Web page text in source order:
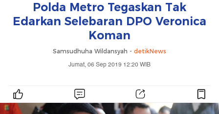
Polda Metro Tegaskan Tak
Edarkan Selebaran DPO Veronica
Koman
Samsudhuha Wildansyah - detikNews
Jumat, 06 Sep 2019 12:20 WIB